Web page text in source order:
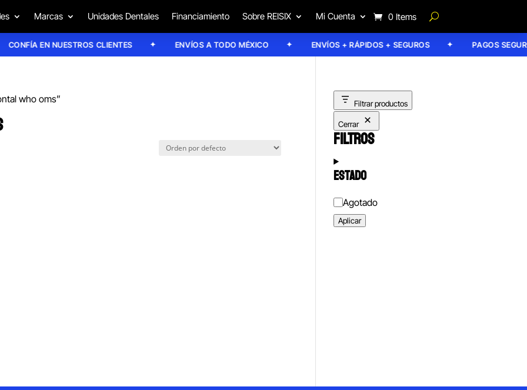
Marcas Unidades Dentales Financiamiento Sobre REISIX Mi Cuenta 0 Items
CONFÍA EN NUESTROS CLIENTES ENVÍOS A TODO MÉXICO ENVÍOS + RÁPIDOS + SEGUROS PAGOS SEGUROS
who oms” Filtrar productos
Cerrar
FILTROS
ESTADO
Estado
Agotado
Aplicar